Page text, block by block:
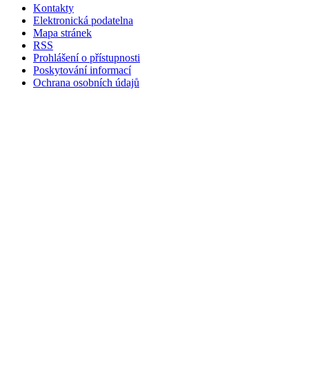
Kontakty
Elektronická podatelna
Mapa stránek
RSS
Prohlášení o přístupnosti
Poskytování informací
Ochrana osobních údajů